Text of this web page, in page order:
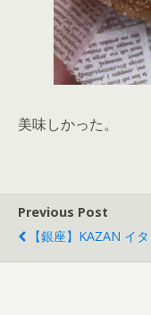
美味しかった。
Previous Post
【銀座】KAZAN イ